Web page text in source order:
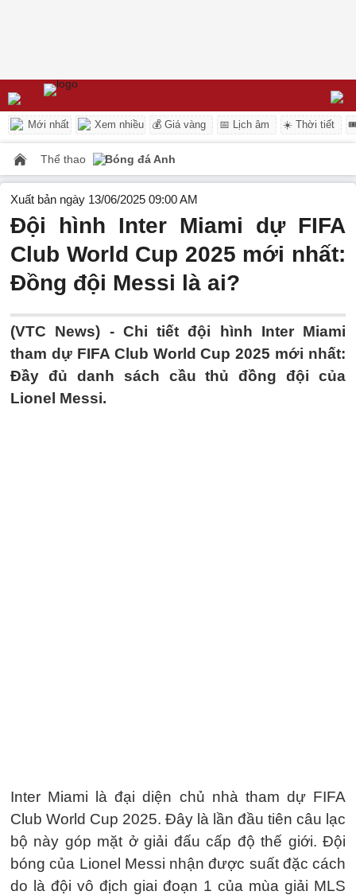
Mới nhất Xem nhiều 💰 Giá vàng 📅 Lịch âm ☀️ Thời tiết
Thể thao Bóng đá Anh
Xuất bản ngày 13/06/2025 09:00 AM
Đội hình Inter Miami dự FIFA
Club World Cup 2025 mới nhất:
Đồng đội Messi là ai?
(VTC News) - Chi tiết đội hình Inter Miami
tham dự FIFA Club World Cup 2025 mới nhất:
Đầy đủ danh sách cầu thủ đồng đội của
Lionel Messi.
Inter Miami là đại diện chủ nhà tham dự FIFA
Club World Cup 2025. Đây là lần đầu tiên câu lạc
bộ này góp mặt ở giải đấu cấp độ thế giới. Đội
bóng của Lionel Messi nhận được suất đặc cách
do là đội vô địch giai đoạn 1 của mùa giải MLS